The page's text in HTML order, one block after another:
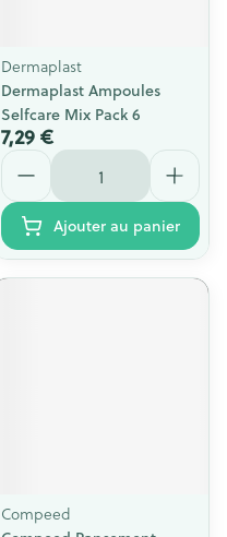
Dermaplast
Dermaplast Ampoules
Selfcare Mix Pack 6
7,29 €
Quantité
Ajouter au panier
Compeed